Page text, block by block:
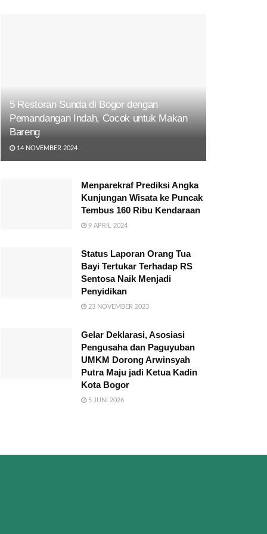
5 Restoran Sunda di Bogor dengan
Pemandangan Indah, Cocok untuk Makan
Bareng
14 NOVEMBER 2024
Menparekraf Prediksi Angka
Kunjungan Wisata ke Puncak
Tembus 160 Ribu Kendaraan
9 APRIL 2024
Status Laporan Orang Tua
Bayi Tertukar Terhadap RS
Sentosa Naik Menjadi
Penyidikan
23 NOVEMBER 2023
Gelar Deklarasi, Asosiasi
Pengusaha dan Paguyuban
UMKM Dorong Arwinsyah
Putra Maju jadi Ketua Kadin
Kota Bogor
5 JUNI 2026